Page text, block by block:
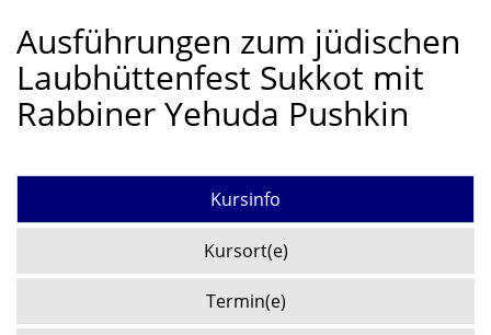
Ausführungen zum jüdischen
Laubhüttenfest Sukkot mit
Rabbiner Yehuda Pushkin
Kursinfo
Kursort(e)
Termin(e)